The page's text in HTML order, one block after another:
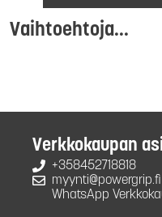
Vaihtoehtoja...
Verkkokaupan
+358452718818
myynti@powergrip.fi
WhatsApp